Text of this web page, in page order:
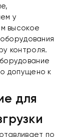
у
высокое
контроля.
допущено к
для
по